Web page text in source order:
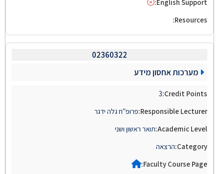
02360322
מערכות אחסון מידע
3
פרופ"ח גלה ידגר
תואר ראשון ושני
הרצאה